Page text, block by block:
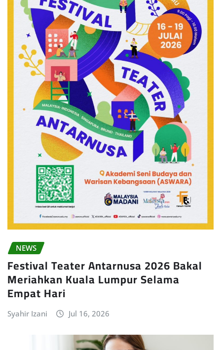
NEWS
Festival Teater Antarnusa 2026 Bakal
Meriahkan Kuala Lumpur Selama
Empat Hari
Syahir Izani Jul 16, 2026